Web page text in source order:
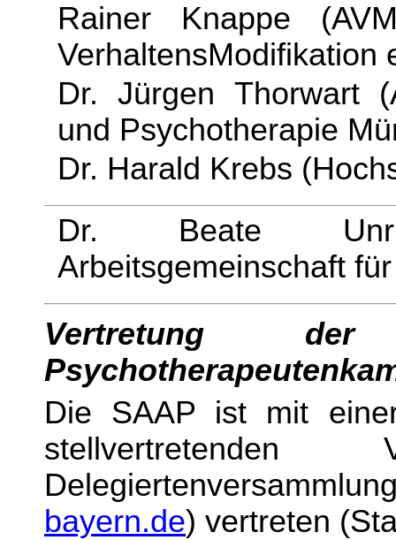
Rainer Knappe (
VerhaltensModifikation
Dr. Jürgen Thorwart
und Psychotherapie
Dr. Harald Krebs
Dr. Beate
Arbeitsgemeinschaft
Vertretung
Die SAAP ist mit
bayern.de) vertreten